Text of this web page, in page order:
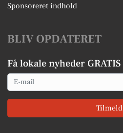
Sponsoreret indhold
BLIV OPDATERET
Få lokale nyheder GRATIS
Email
Tilmeld